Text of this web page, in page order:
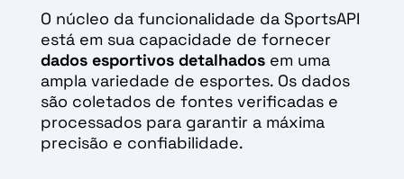
O núcleo da funcionalidade da SportsAPI
está em sua capacidade de fornecer
dados esportivos detalhados em uma
ampla variedade de esportes. Os dados
são coletados de fontes verificadas e
processados para garantir a máxima
precisão e confiabilidade.